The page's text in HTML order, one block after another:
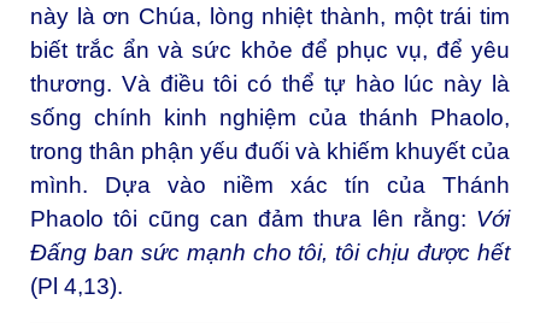
này là ơn Chúa, lòng nhiệt thành, một trái tim
biết trắc ẩn và sức khỏe để phục vụ, để yêu
thương. Và điều tôi có thể tự hào lúc này là
sống chính kinh nghiệm của thánh Phaolo,
trong thân phận yếu đuối và khiếm khuyết của
mình. Dựa vào niềm xác tín của Thánh
Phaolo tôi cũng can đảm thưa lên rằng: Với
Đấng ban sức mạnh cho tôi, tôi chịu được hết
(Pl 4,13).